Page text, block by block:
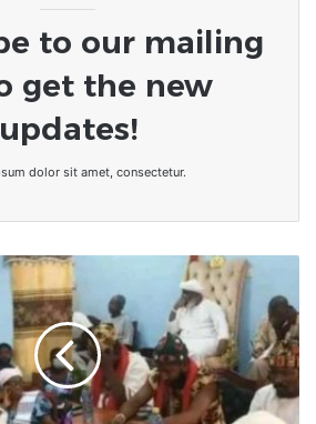
to our mailing
get the new
updates!
dolor sit amet, consectetur.